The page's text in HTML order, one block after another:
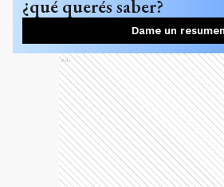
¿qué querés saber?
Dame un resumen
Ads